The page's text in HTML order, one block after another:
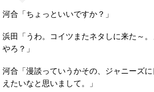
河合「ちょっといいですか？」
浜田「うわ。コイツまたネタしに来た～
やろ？」
河合「漫談っていうかその、ジャニーズ
えたいなと思いまして。」